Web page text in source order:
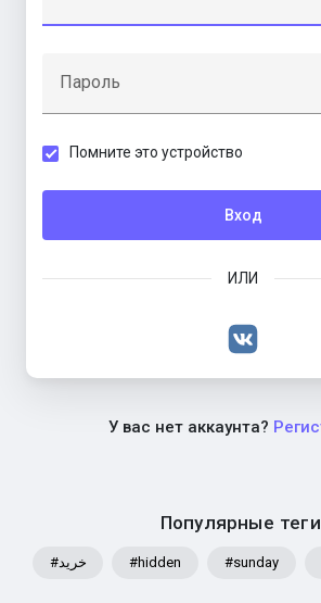
Популярные
#خرید #hidden #sunday
Пароль
Помните это устройство
Вход
ИЛИ
У вас нет аккаунта?